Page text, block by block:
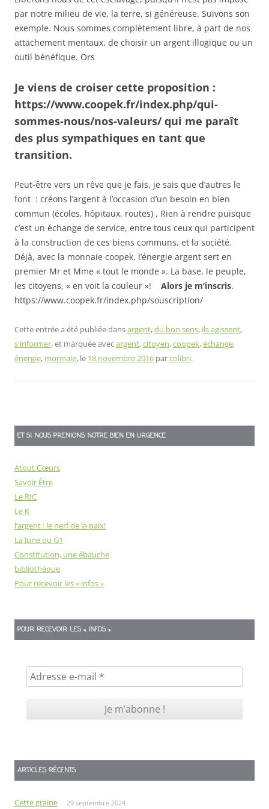
par notre milieu de vie, la terre, si généreuse. Suivons son
exemple. Nous sommes complètement libre, à part de nos
attachement mentaux, de choisir un argent illogique ou un
outil bénéfique. Ors
Je viens de croiser cette proposition :
https://www.coopek.fr/index.php/qui-
sommes-nous/nos-valeurs/ qui me paraît
des plus sympathiques en tant que
transition.
Peut-être vers un rêve que je fais, je sais que d’autres le
font : créons l’argent à l’occasion d’un besoin en bien
commun (écoles, hôpitaux, routes) , Rien à rendre puisque
c’est un échange de service, entre tous ceux qui participent
à la construction de ces biens communs, et la société.
Déjà, avec la monnaie coopek, l’énergie argent sert en
premier Mr et Mme « tout le monde ». La base, le peuple,
les citoyens, « en voit la couleur »! Alors je m’inscris.
https://www.coopek.fr/index.php/souscription/
Cette entrée a été publiée dansargent,du bon sens, ils agissent,
s'informer, et marquée avecargent,citoyen,coopek,échange,
énergie, monnaie, le 18 novembre 2016 parcolibri.
ET SI NOUS PRENIONS NOTRE BIEN EN URGENCE
Atout Cœurs
Savoir Être
Le RIC
Le K
l’argent : le nerf de la paix!
La June ou G1
Constitution, une ébauche
bibliothéque
Pour recevoir les « infos »
POUR RECEVOIR LES « INFOS »
ARTICLES RÉCENTS
Cette graine 29 septembre 2024